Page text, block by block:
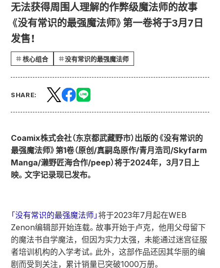
无法获得周围人理解的作弊级魔法师的故事
《没有常识的最强魔法师》第一卷将于3月7日
发售！
核心组合 没有常识的最强魔法师
SHARE:
Coamix株式会社（东京都武藏野市）出版的《没有常识的
最强魔法师》第1卷（原创/真嗣岛原作/青月浩司/Skyfarm
Manga/濑野匠海合作/peep）将于2024年，3月7日上
映。文字记录现已发布。
「没有常识的最强魔法师」将于2023年7月起在WEB
Zenon编辑部开始连载。故事开始于卢克，他用父母留下
的魔法书自学魔法，但因为实力太强，未能通过迷宫征服
者培训机构的入学考试。此外，这部作品还因其华丽的编
剧而受到关注，累计销量已突破1000万册。